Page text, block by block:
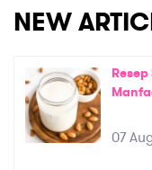
NEW
07